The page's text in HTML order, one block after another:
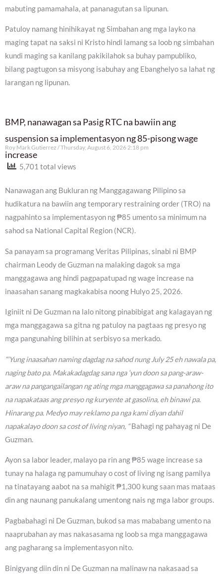
mabuting pamamahala, at pananagutan sa lipunan.
Patuloy namang hinihikayat ng Simbahan ang mga layko na
maging tapat na saksi ni Kristo hindi lamang sa loob ng simbahan
kundi maging sa kanilang pakikilahok sa buhay pampubliko,
bilang pagtugon sa misyong isabuhay ang Ebanghelyo sa lahat ng
larangan ng lipunan.
BMP, nanawagan sa Pasig RTC na bawiin ang
suspension sa implementasyon ng 85-pisong wage
increase
Roy Mark Gutierrez Thursday, August 6, 2026 2:18 pm
5,701 total views
Nanawagan ang Bukluran ng Manggagawang Pilipino sa
hudikatura na bawiin ang temporary restraining order (TRO) na
nagpahinto sa implementasyon ng ₱85 umento sa minimum na
sahod sa National Capital Region (NCR).
Sa panayam sa programang Veritas Pilipinas, sinabi ni BMP
chairman Leody de Guzman na malaking dagok sa mga
manggagawa ang hindi pagpapatupad ng wage increase na
inaasahan sanang magkakabisa noong Hulyo 25, 2026.
Iginiit ni De Guzman na lalo nitong pinabibigat ang kalagayan ng
mga manggagawa sa gitna ng patuloy na pagtaas ng presyo ng
mga pangunahing bilihin at serbisyo sa merkado.
“‘Yung inaasahan naming dagdag na sahod nung July 25 eh nawala pa,
naging bato pa. Makakadagdag sana nga ‘yun doon sa pang-araw-
araw na pangangailangan ng ating mga manggagawa sa panahong ito
na napakataas ang presyo ng kuryente at gasolina, eh binawi pa.
Hinarang pa. Medyo may reklamo pa nga kami diyan dahil
napakalayo doon sa cost of living niyan, “Bahagi ng pahayag ni De
Guzman.
Ayon sa labor leader, malayo pa rin ang ₱85 wage increase sa
tunay na halaga ng pamumuhay o cost of living ng isang pamilya
na tinatayang aabot na sa mahigit ₱1,300 kung saan mas mataas
din ang naunang panukalang umentong nais ng mga labor groups.
Pagbabahagi ni De Guzman, bukod sa mas mababang umento na
naaprubahan ay mas nakasasama ng loob sa mga manggagawa
ang pagharang sa implementasyon nito.
Binigyang diin din ni De Guzman na malinaw na nakasaad sa